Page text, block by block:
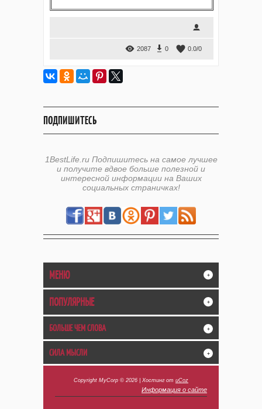
2087 0 0.0/0
ПОДПИШИТЕСЬ
1BestLife.ru Подпишитесь на самое лучшее
и получите вдвое больше полезной и
интересной информации на Ваших
социальных страничках!
МЕНЮ +
ПОПУЛЯРНЫЕ +
БОЛЬШЕ ЧЕМ СЛОВА +
СИЛА МЫСЛИ +
Copyright MyCorp © 2026 Хостинг от uCoz
Информация о сайте